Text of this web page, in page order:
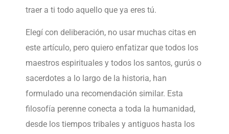
traer a ti todo aquello que ya eres tú.
Elegí con deliberación, no usar muchas citas en
este artículo, pero quiero enfatizar que todos los
maestros espirituales y todos los santos, gurús o
sacerdotes a lo largo de la historia, han
formulado una recomendación similar. Esta
filosofía perenne conecta a toda la humanidad,
desde los tiempos tribales y antiguos hasta los